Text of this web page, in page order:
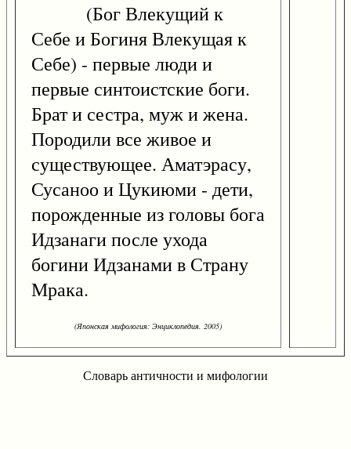
(Бог Влекущий к
Себе и Богиня Влекущая к
Себе) - первые люди и
первые синтоистские боги.
Брат и сестра, муж и жена.
Породили все живое и
существующее. Аматэрасу,
Сусаноо и Цукиюми - дети,
порожденные из головы бога
Идзанаги после ухода
богини Идзанами в Страну
Мрака.
(Японская мифология: Энциклопедия. 2005)
Словарь античности и мифологии